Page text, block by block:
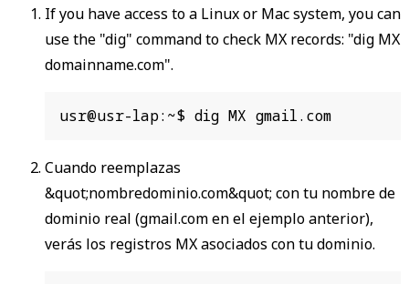
If you have access to a Linux or Mac system, you can
use the "dig" command to check MX records: "dig MX
domainname.com".
usr@usr-lap:~$ dig MX gmail.com
Cuando reemplazas
&quot;nombredominio.com&quot; con tu nombre de
dominio real (gmail.com en el ejemplo anterior),
verás los registros MX asociados con tu dominio.